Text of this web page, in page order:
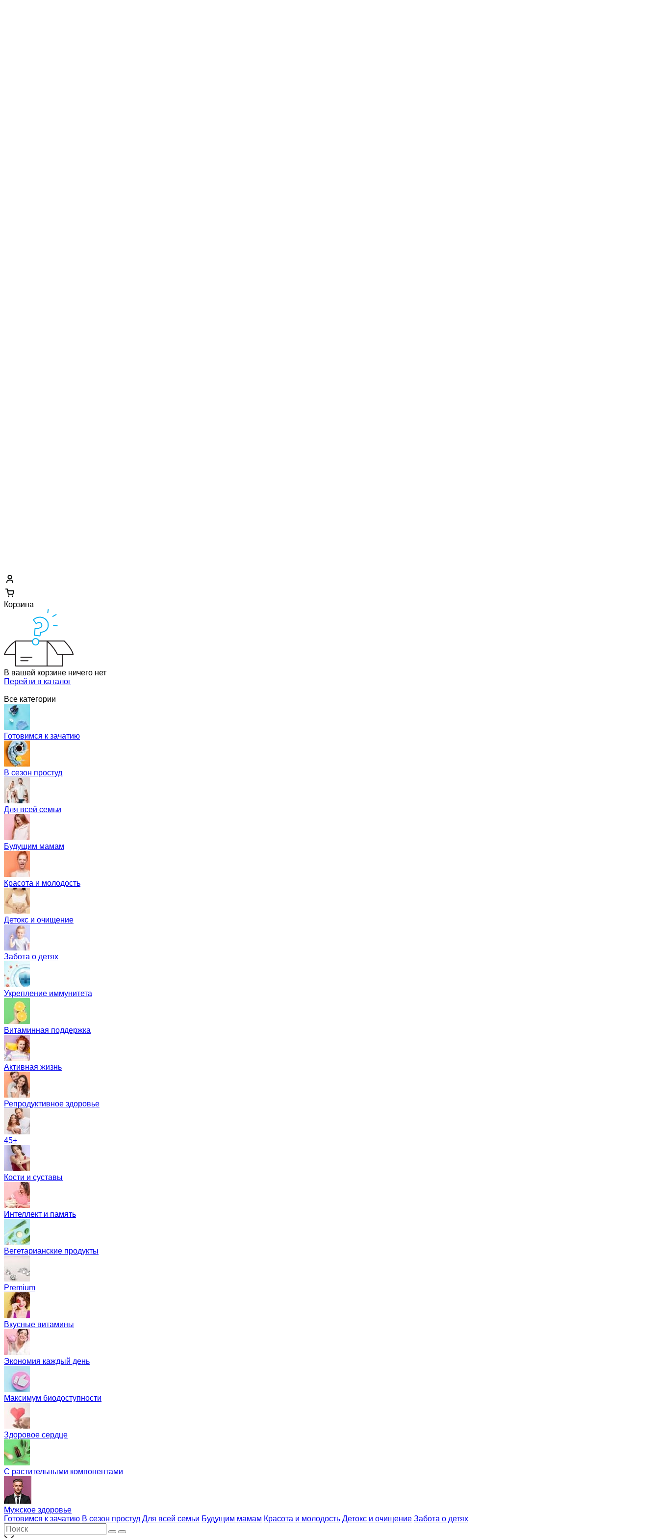
Корзина
В вашей корзине ничего нет
Перейти в каталог
Все категории
Готовимся к зачатию
В сезон простуд
Для всей семьи
Будущим мамам
Красота и молодость
Детокс и очищение
Забота о детях
Укрепление иммунитета
Витаминная поддержка
Активная жизнь
Репродуктивное здоровье
45+
Кости и суставы
Интеллект и память
Вегетарианские продукты
Premium
Вкусные витамины
Экономия каждый день
Максимум биодоступности
Здоровое сердце
С растительными компонентами
Мужское здоровье
Готовимся к зачатию В сезон простуд Для всей семьи Будущим мамам Красота и молодость Детокс и очищение Забота о детях